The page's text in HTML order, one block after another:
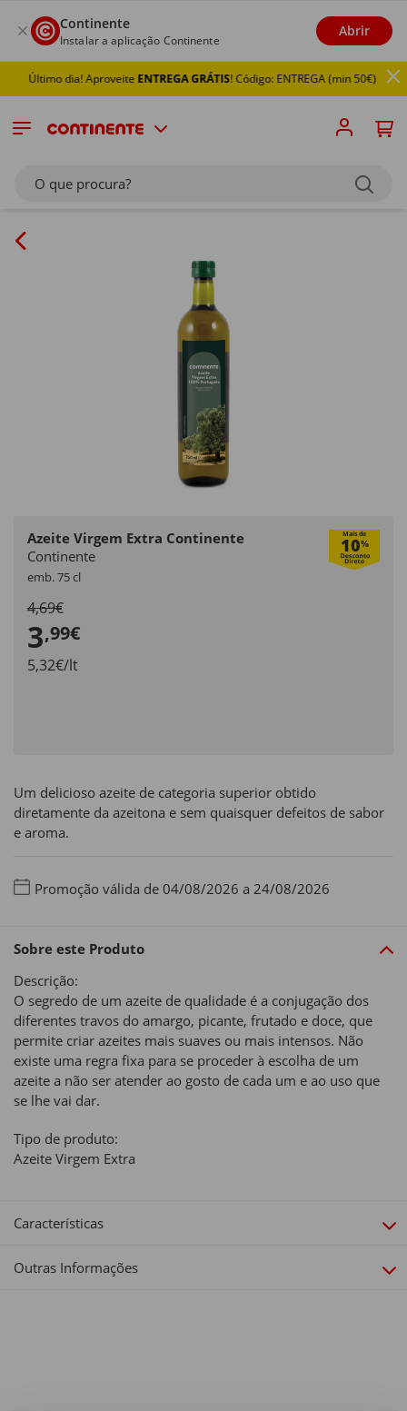
Continente
Instalar a aplicação Continente
Abrir
Último dia! AproveiteENTREGA GRÁTIS! Código: ENTREGA (min 50€)
O que procura?
Azeite Virgem Extra Continente Mais de
10%
Continente
emb. 75 cl
4,69€
3,99€
5,32€/lt
Um delicioso azeite de categoria superior obtido
diretamente da azeitona e sem quaisquer defeitos de sabor
e aroma.
Promoção válida de 04/08/2026 a 24/08/2026
Sobre este Produto
Descrição:
O segredo de um azeite de qualidade é a conjugação dos
diferentes travos do amargo, picante, frutado e doce, que
permite criar azeites mais suaves ou mais intensos. Não
existe uma regra fixa para se proceder à escolha de um
azeite a não ser atender ao gosto de cada um e ao uso que
se lhe vai dar.
Tipo de produto:
Azeite Virgem Extra
Características
Outras Informações